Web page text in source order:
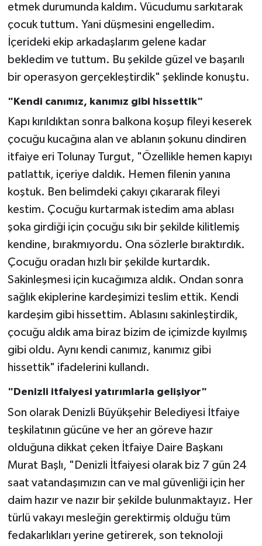
etmek durumunda kaldım. Vücudumu sarkıtarak
çocuk tuttum. Yani düşmesini engelledim.
İçerideki ekip arkadaşlarım gelene kadar
bekledim ve tuttum. Bu şekilde güzel ve başarılı
bir operasyon gerçekleştirdik" şeklinde konuştu.
"Kendi canımız, kanımız gibi hissettik"
Kapı kırıldıktan sonra balkona koşup fileyi keserek
çocuğu kucağına alan ve ablanın şokunu dindiren
itfaiye eri Tolunay Turgut, "Özellikle hemen kapıyı
patlattık, içeriye daldık. Hemen filenin yanına
koştuk. Ben belimdeki çakıyı çıkararak fileyi
kestim. Çocuğu kurtarmak istedim ama ablası
şoka girdiği için çocuğu sıkı bir şekilde kilitlemiş
kendine, bırakmıyordu. Ona sözlerle bıraktırdık.
Çocuğu oradan hızlı bir şekilde kurtardık.
Sakinleşmesi için kucağımıza aldık. Ondan sonra
sağlık ekiplerine kardeşimizi teslim ettik. Kendi
kardeşim gibi hissettim. Ablasını sakinleştirdik,
çocuğu aldık ama biraz bizim de içimizde kıyılmış
gibi oldu. Aynı kendi canımız, kanımız gibi
hissettik" ifadelerini kullandı.
"Denizli itfaiyesi yatırımlarla gelişiyor"
Son olarak Denizli Büyükşehir Belediyesi İtfaiye
teşkilatının gücüne ve her an göreve hazır
olduğuna dikkat çeken İtfaiye Daire Başkanı
Murat Başlı, "Denizli İtfaiyesi olarak biz 7 gün 24
saat vatandaşımızın can ve mal güvenliği için her
daim hazır ve nazır bir şekilde bulunmaktayız. Her
türlü vakayı mesleğin gerektirmiş olduğu tüm
fedakarlıkları yerine getirerek, son teknoloji